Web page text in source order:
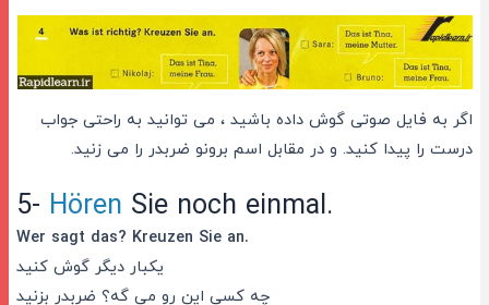
اگر به فایل صوتی گوش داده باشید ، می توانید به راحتی جواب
درست را پیدا کنید. و در مقابل اسم برونو ضربدر را می زنید.
5-Hören Sie noch einmal.
Wer sagt das? Kreuzen Sie an.
یکبار دیگر گوش کنید
چه کسی این رو می گه؟ ضربدر بزنید